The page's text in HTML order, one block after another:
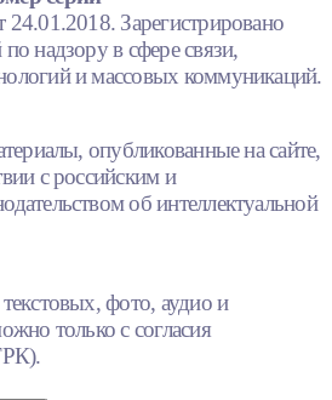
Зарегистрировано
надзору в сфере связи,
и массовых коммуникаций.
опубликованные на сайте,
с российским и
об интеллектуальной
фото, аудио и
только с согласия